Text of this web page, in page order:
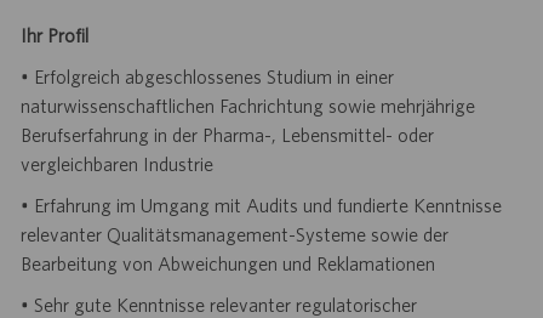
Ihr Profil
• Erfolgreich abgeschlossenes Studium in einer
naturwissenschaftlichen Fachrichtung sowie mehrjährige
Berufserfahrung in der Pharma-, Lebensmittel- oder
vergleichbaren Industrie
• Erfahrung im Umgang mit Audits und fundierte Kenntnisse
relevanter Qualitätsmanagement-Systeme sowie der
Bearbeitung von Abweichungen und Reklamationen
• Sehr gute Kenntnisse relevanter regulatorischer